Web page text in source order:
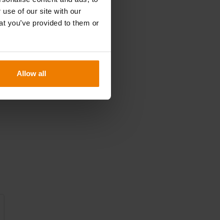
use of our site with our
you’ve provided to them or
Allow all